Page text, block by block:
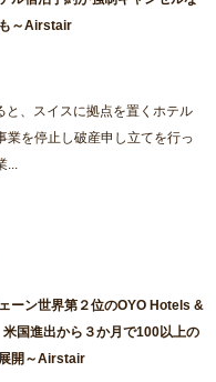
～Airstair
と、スイスに拠点を置くホテル
を停止し破産申し立てを行っ
ーン世界第２位のOYO Hotels &
国進出から３か月で100以上の
開～Airstair